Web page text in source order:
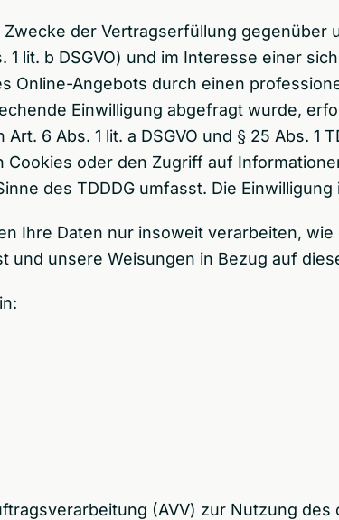
der Vertragserfüllung gegenüber
1 lit. b DSGVO) und im Interesse einer
Online-Angebots durch einen
Einwilligung abgefragt wurde,
6 Abs. 1 lit. a DSGVO und § 25 Abs. 1
Cookies oder den Zugriff auf
des TDDDG umfasst. Die
Ihre Daten nur insoweit verarbeiten,
und unsere Weisungen in Bezug auf
(AVV) zur Nutzung des